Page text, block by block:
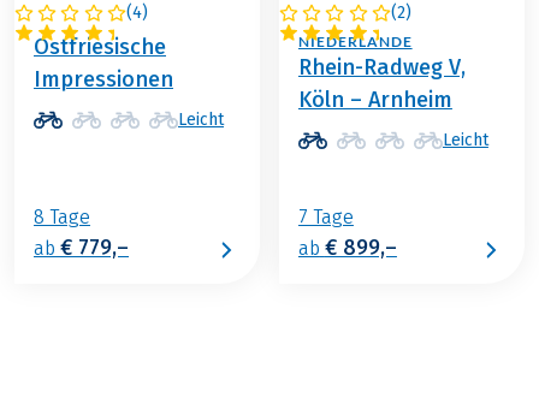
(4)
DEUTSCHLAND
Ostfriesische
Impressionen
Leicht
8 Tage
ab € 779,–
(2)
DEUTSCHLAND /
NIEDERLANDE
Rhein-Radweg V,
Köln – Arnheim
Leicht
7 Tage
ab € 899,–